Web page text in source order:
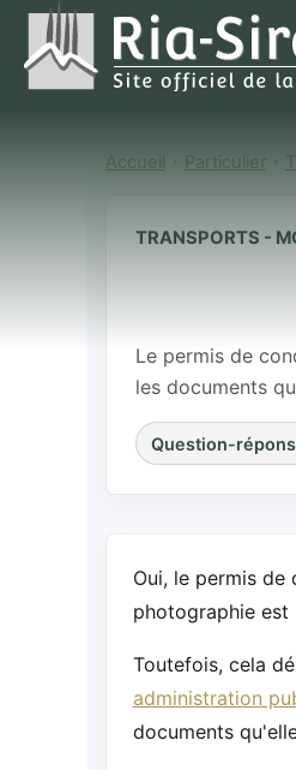
Accueil Particulier
TRANSPORTS -
Le
son
Le permis de
les documents
Question-
Oui, le permis
photographie est
Toutefois, cela
administration
documents